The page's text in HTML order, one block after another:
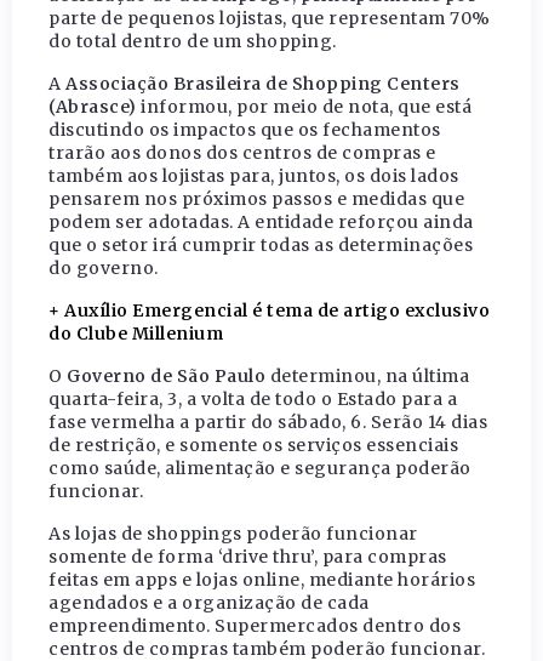
parte de pequenos lojistas, que representam 70%
do total dentro de um shopping.
A Associação Brasileira de Shopping Centers
(Abrasce) informou, por meio de nota, que está
discutindo os impactos que os fechamentos
trarão aos donos dos centros de compras e
também aos lojistas para, juntos, os dois lados
pensarem nos próximos passos e medidas que
podem ser adotadas. A entidade reforçou ainda
que o setor irá cumprir todas as determinações
do governo.
+ Auxílio Emergencial é tema de artigo exclusivo
do Clube Millenium
O Governo de São Paulo determinou, na última
quarta-feira, 3, a volta de todo o Estado para a
fase vermelha a partir do sábado, 6. Serão 14 dias
de restrição, e somente os serviços essenciais
como saúde, alimentação e segurança poderão
funcionar.
As lojas de shoppings poderão funcionar
somente de forma ‘drive thru’, para compras
feitas em apps e lojas online, mediante horários
agendados e a organização de cada
empreendimento. Supermercados dentro dos
centros de compras também poderão funcionar.